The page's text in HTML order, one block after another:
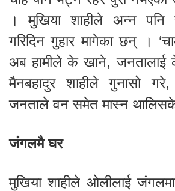
। मुखिया शाहीले अन्न पनि
गरिदिन गुहार मागेका छन् ।
अब हामीले के खाने, जनतालाई
मैनबहादुर शाहीले गुनासो गरे,
जनताले वन समेत मास्न
जंगलमै घर
मुखिया शाहीले ओलीलाई